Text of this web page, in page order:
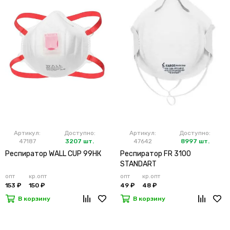
Артикул:
47187
Доступно:
3207 шт.
Респиратор WALL CUP 99HК
опт
153 ₽
кр.опт
150 ₽
В корзину
Артикул:
47642
Доступно:
8997 шт.
Респиратор FR 3100
STANDART
опт
49 ₽
кр.опт
48 ₽
В корзину